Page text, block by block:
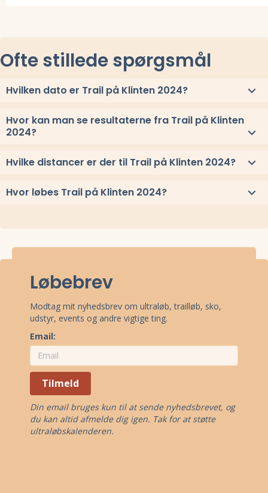
Ofte stillede spørgsmål
Hvilken dato er Trail på Klinten 2024?
Trail på Klinten 2024 løbes søndag 6. oktober 2024.
Hvor kan man se resultaterne fra Trail på Klinten
2024?
Se link til resultaterne eller se alle vindere herover
Hvilke distancer er der til Trail på Klinten 2024?
Til Trail på Klinten 2024 løbes distancerne 21 km, 10 km, og 5 km
Hvor løbes Trail på Klinten 2024?
Løbebrev
Modtag mit nyhedsbrev om ultraløb, trailløb, sko,
udstyr, events og andre vigtige ting.
Email:
Tilmeld
Din email bruges kun til at sende nyhedsbrevet, og
du kan altid afmelde dig igen. Tak for at støtte
ultraløbskalenderen.